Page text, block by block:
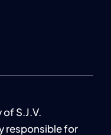
S.J.V.
responsible for